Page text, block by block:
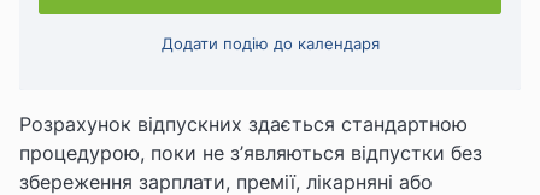
Розрахунок відпускних здається стандартною
процедурою, поки не з’являються відпустки без
збереження зарплати, премії, лікарняні або
Додати подію до календаря